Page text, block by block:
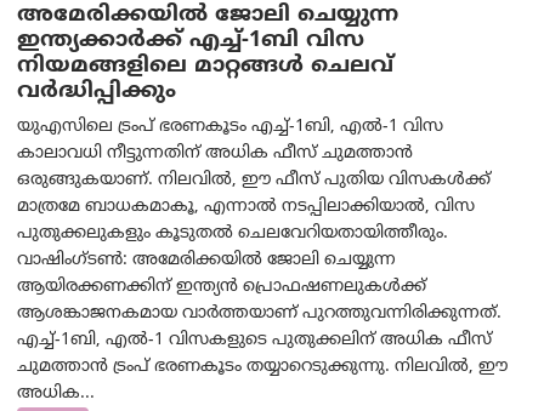
അമേരിക്കയില്‍ ജോലി ചെയ്യുന്ന
ഇന്ത്യക്കാർക്ക് എച്ച്-1ബി വിസ
നിയമങ്ങളിലെ മാറ്റങ്ങൾ ചെലവ്
വർദ്ധിപ്പിക്കും
യുഎസിലെ ട്രംപ് ഭരണകൂടം എച്ച്-1ബി, എൽ-1 വിസ
കാലാവധി നീട്ടുന്നതിന് അധിക ഫീസ് ചുമത്താൻ
ഒരുങ്ങുകയാണ്. നിലവിൽ, ഈ ഫീസ് പുതിയ വിസകൾക്ക്
മാത്രമേ ബാധകമാകൂ, എന്നാൽ നടപ്പിലാക്കിയാൽ, വിസ
പുതുക്കലുകളും കൂടുതൽ ചെലവേറിയതായിത്തീരും.
വാഷിംഗ്ടണ്‍: അമേരിക്കയില്‍ ജോലി ചെയ്യുന്ന
ആയിരക്കണക്കിന് ഇന്ത്യൻ പ്രൊഫഷണലുകൾക്ക്
ആശങ്കാജനകമായ വാർത്തയാണ് പുറത്തുവന്നിരിക്കുന്നത്.
എച്ച്-1ബി, എൽ-1 വിസകളുടെ പുതുക്കലിന് അധിക ഫീസ്
ചുമത്താൻ ട്രംപ് ഭരണകൂടം തയ്യാറെടുക്കുന്നു. നിലവിൽ, ഈ
അധിക...